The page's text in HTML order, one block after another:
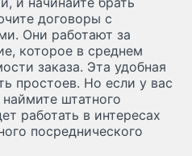
договоры с
Они работают за
которое в среднем
заказа. Эта удобная
простоев. Но если у вас
штатного
работать в интересах
посреднического